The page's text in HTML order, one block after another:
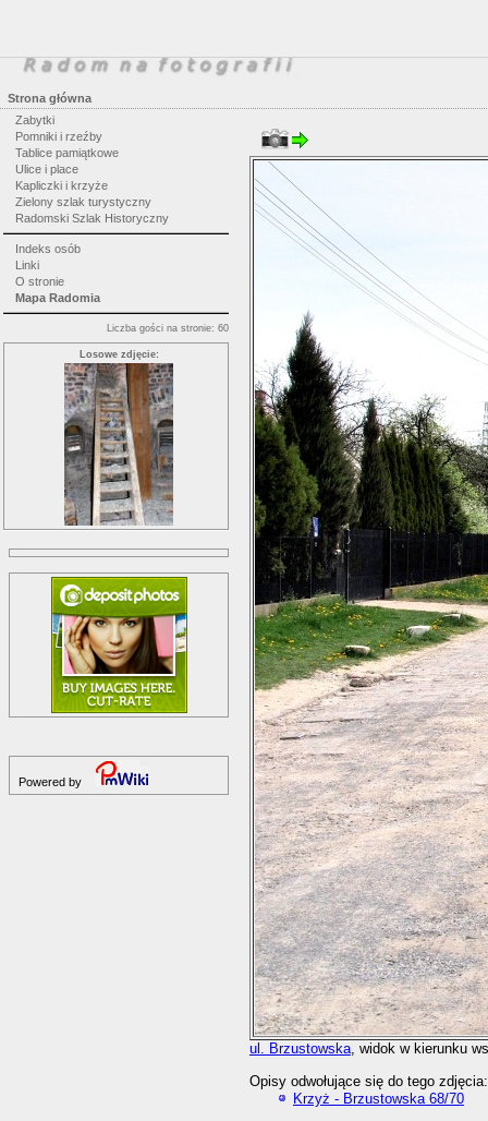
Strona główna
Zabytki
Pomniki i rzeźby
Tablice pamiątkowe
Ulice i place
Kapliczki i krzyże
Zielony szlak turystyczny
Radomski Szlak Historyczny
Indeks osób
Linki
O stronie
Mapa Radomia
Liczba gości na stronie: 60
Losowe zdjęcie:
Powered by
ul. Brzustowska, widok w kierunku
Opisy odwołujące się do tego zdjęcia:
Krzyż - Brzustowska 68/70